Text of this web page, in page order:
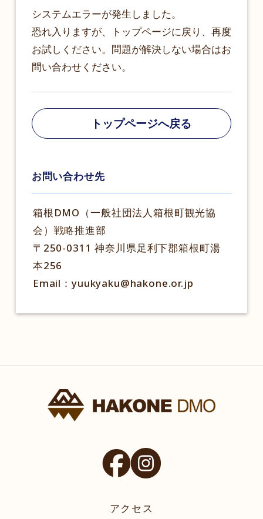
システムエラーが発生しました。
恐れ入りますが、トップページに戻り、再度
お試しください。問題が解決しない場合はお
問い合わせください。
トップページへ戻る
お問い合わせ先
箱根DMO（一般社団法人箱根町観光協
会）戦略推進部
〒250-0311 神奈川県足利下郡箱根町湯
本256
Email：yuukyaku@hakone.or.jp
アクセス